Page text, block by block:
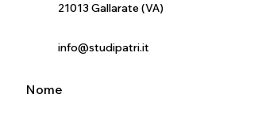
21013 Gallarate (VA)
info@studipatri.it
Nome